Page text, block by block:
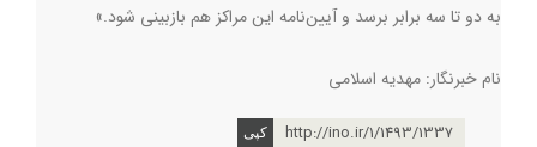
به دو تا سه برابر برسد و آیین‌نامه این مراکز هم بازبینی شود.»
نام خبرنگار: مهدیه اسلامی
http://ino.ir/1/1493/1337